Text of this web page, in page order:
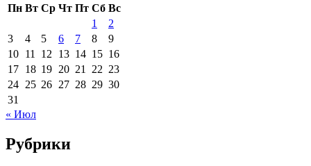
Пн Вт Ср Чт Пт Сб Вс
1
2
3
4 5 6 7 8
9
10 11 12 13 14 15 16
17 18 19 20 21 22 23
24 25 26 27 28 29 30
31
« Июл
Рубрики